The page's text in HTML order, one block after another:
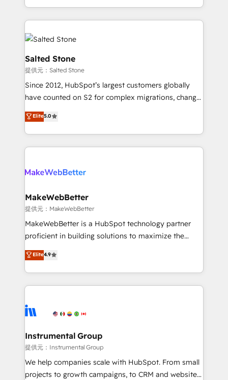
solve the right problem with the right solution. As the
only firm in the world to hold Elite Partner
Accreditations with both HubSpot and Clay, our
clients gain a unique advantage in CRM architecture,
pipeline generation, data intelligence, and go-to-
market execution. Why B2B Businesses Choose RP: -
Secure: Soc2 compliant 🛡️ - Pricing: Implementations
starting at $1,5k 💵 - Speed: Launch in 14 days ⚡ -
Scale: Fastest tiering Elite HubSpot Partner 🪴 -
technical agency for a growth problem. Hire a
Salted Stone
提供元：Salted Stone
Since 2012, HubSpot’s largest customers globally
have counted on S2 for complex migrations, change
management, systems integration, and creative
solutions that deliver measurable impact and
transform brand experiences As one of the few full-
service creative agencies in the HubSpot
winning design to build scalable, globally
marketing campaigns, & RevOps frameworks that
fuel long-term success We connect the entire
customer lifecycle through seamless integrations,
ensure long-term adoption with change-
and service to drive sustainable growth With 6 key
HubSpot accreditations and experience across
teams has worked with clients just like you Let’s
explore whether S2 is the partner you’ve been
Elite5.0
MakeWebBetter
提供元：MakeWebBetter
MakeWebBetter is a HubSpot technology partner
proficient in building solutions to maximize the
operational efficiency of HubSpot. The fastest-
growing tech-enabler & facilitator, MakeWebBetter,
hands you the blend of HubSpot expertise &
eminent solutions & integrations. Trust us to
Elite Partners with 10+ years of HubSpot experience
Premier Partner 2023 🌟5 HubSpot Accreditations 🌟
Won HubSpot Theme Challenge 2021 🌟INBOUND’19
HubSpot Rising Star Why us? Harnessing the full
potential of the powerful HubSpot CRM. ✔️A team of
Elite4.9
Instrumental Group
提供元：Instrumental Group
We help companies scale with HubSpot. From small
projects to growth campaigns, to CRM and websites.